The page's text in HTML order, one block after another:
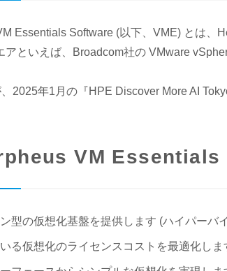
Essentials Software (以下、VME) とは、
アといえば、Broadcom社の VMware
2025年1月の『HPE Discover More AI
VM Essentials
型の仮想化基盤を提供します (ハイパーバ
る仮想化のライセンスコストを最適化しま